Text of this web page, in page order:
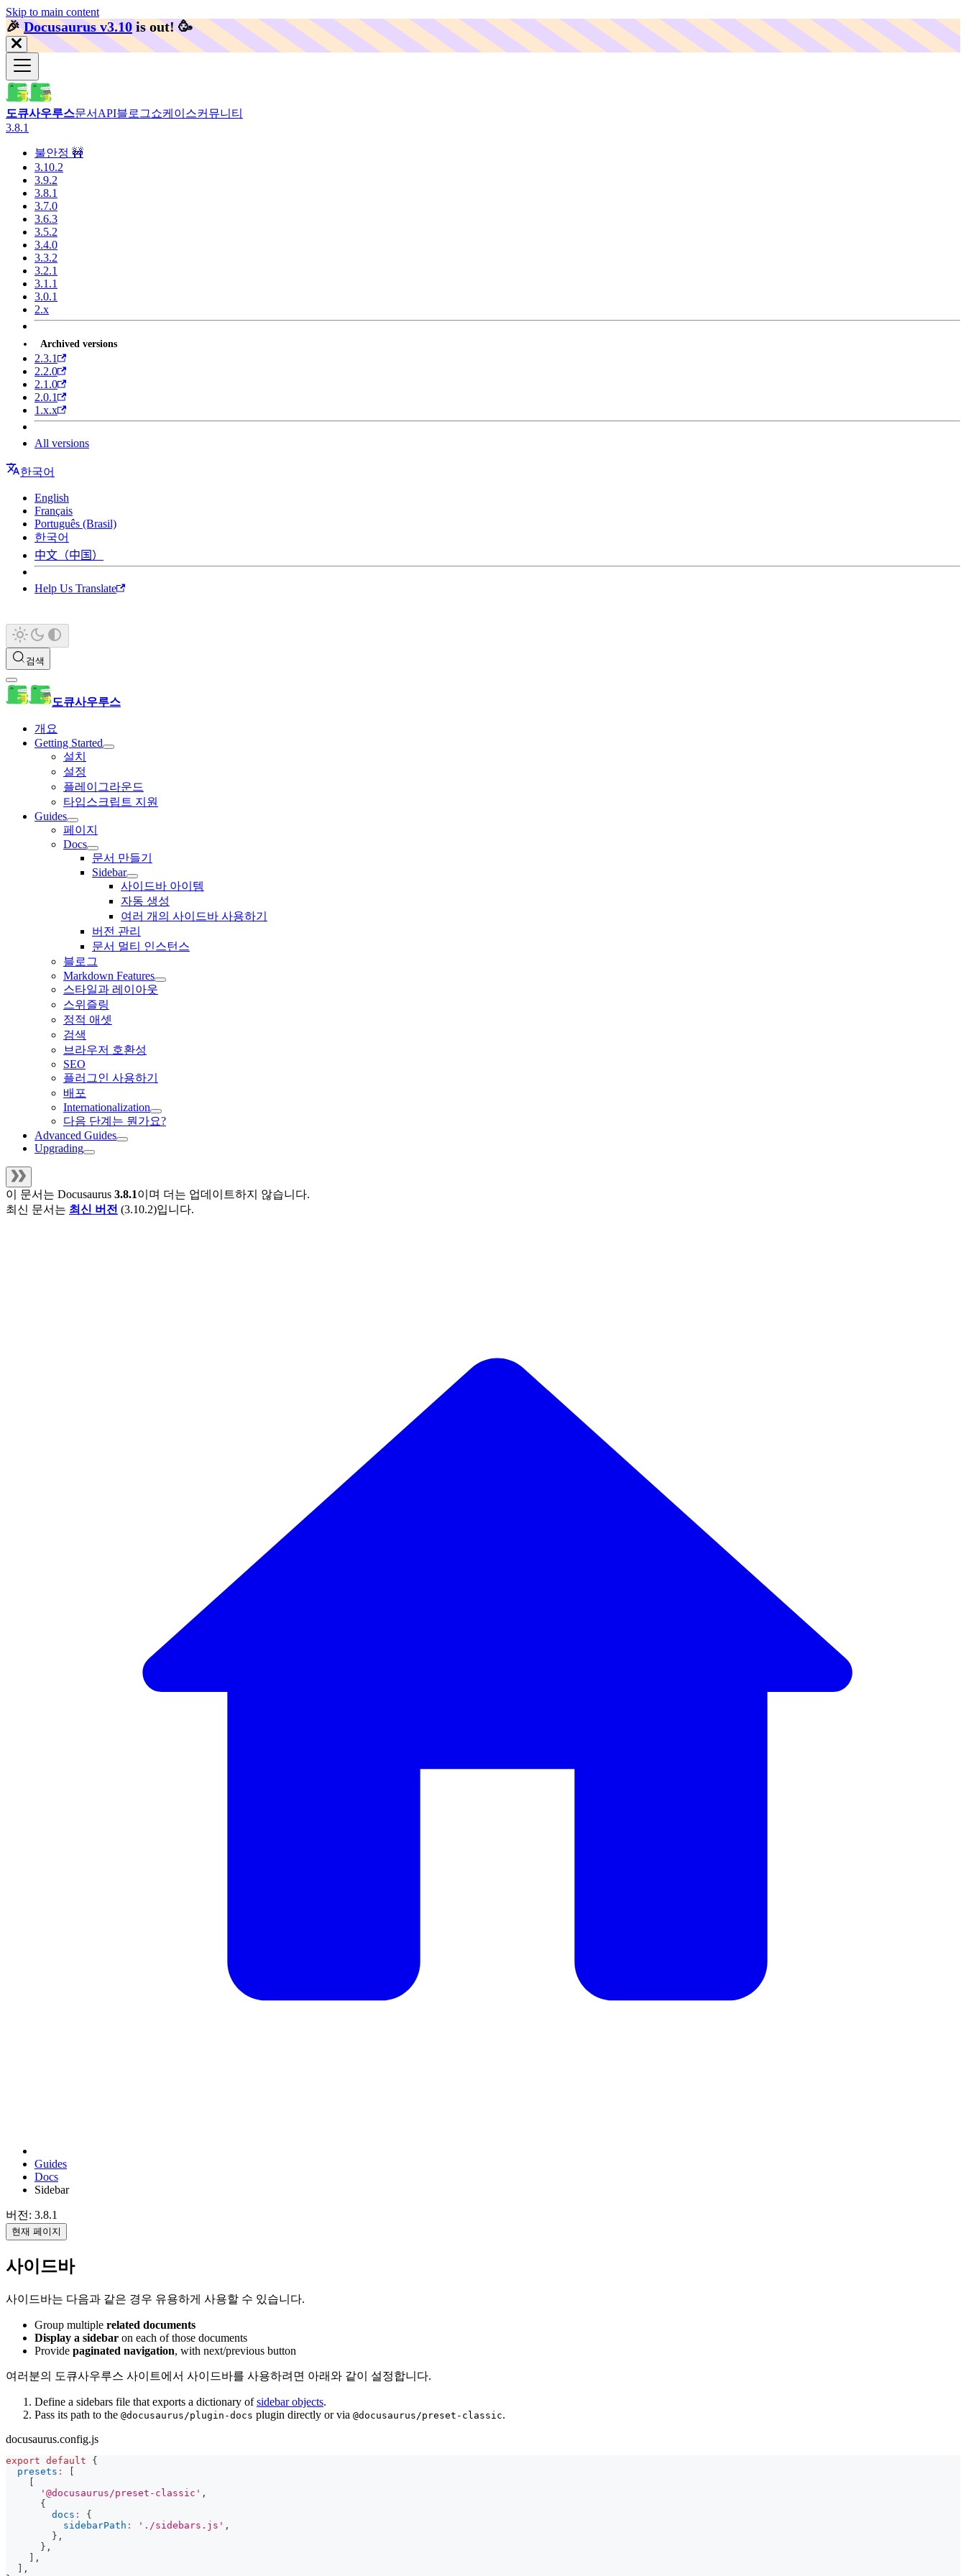
Skip to main content
🎉️Docusaurus v3.10 is out! 🥳️
도큐사우루스문서 API블로그쇼케이스커뮤니티
3.8.1
불안정 🚧
3.10.2
3.9.2
3.8.1
3.7.0
3.6.3
3.5.2
3.4.0
3.3.2
3.2.1
3.1.1
3.0.1
2.x
Archived versions
2.3.1
2.2.0
2.1.0
2.0.1
1.x.x
All versions
한국어
English
Français
Português (Brasil)
한국어
中文（中国）
Help Us Translate
검색
도큐사우루스
개요
Getting Started
설치
설정
플레이그라운드
타입스크립트 지원
Guides
페이지
Docs
문서 만들기
Sidebar
사이드바 아이템
자동 생성
여러 개의 사이드바 사용하기
버전 관리
문서 멀티 인스턴스
블로그
Markdown Features
스타일과 레이아웃
스위즐링
정적 애셋
검색
브라우저 호환성
SEO
플러그인 사용하기
배포
Internationalization
다음 단계는 뭔가요?
Advanced Guides
Upgrading
이 문서는 Docusaurus 3.8.1이며 더는 업데이트하지 않습니다.
최신 문서는 최신 버전 (3.10.2)입니다.
Guides
Docs
Sidebar
버전: 3.8.1
현재 페이지
사이드바
사이드바는 다음과 같은 경우 유용하게 사용할 수 있습니다.
Group multiple related documents
Display a sidebar on each of those documents
Provide paginated navigation, with next/previous button
여러분의 도큐사우루스 사이트에서 사이드바를 사용하려면 아래와 같이 설정합니다.
Define a sidebars file that exports a dictionary ofsidebar objects.
Pass its path to the @docusaurus/plugin-docs plugin directly or via @docusaurus/preset-classic.
docusaurus.config.js
export default
{
presets :
'@docusaurus/preset-classic' ,
{
docs :
{
sidebarPath : './sidebars.js' ,
} ,
} ,
,
,